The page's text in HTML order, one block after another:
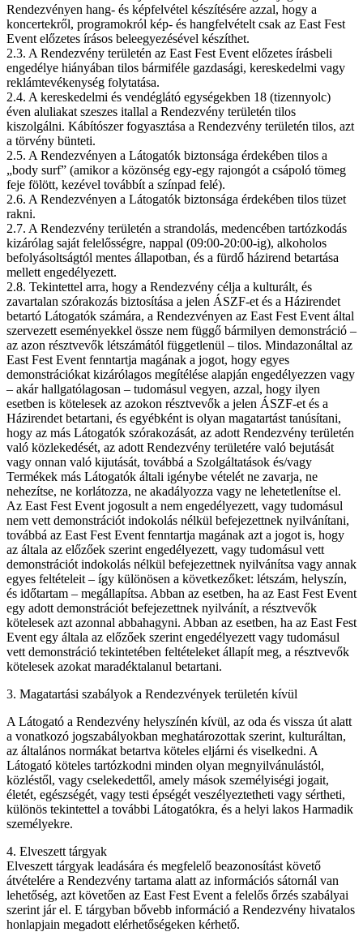
Rendezvényen hang- és képfelvétel készítésére azzal, hogy a
koncertekről, programokról kép- és hangfelvételt csak az East Fest
Event előzetes írásos beleegyezésével készíthet.
2.3. A Rendezvény területén az East Fest Event előzetes írásbeli
engedélye hiányában tilos bármiféle gazdasági, kereskedelmi vagy
reklámtevékenység folytatása.
2.4. A kereskedelmi és vendéglátó egységekben 18 (tizennyolc)
éven aluliakat szeszes itallal a Rendezvény területén tilos
kiszolgálni. Kábítószer fogyasztása a Rendezvény területén tilos, azt
a törvény bünteti.
2.5. A Rendezvényen a Látogatók biztonsága érdekében tilos a
„body surf” (amikor a közönség egy-egy rajongót a csápoló tömeg
feje fölött, kezével továbbít a színpad felé).
2.6. A Rendezvényen a Látogatók biztonsága érdekében tilos tüzet
rakni.
2.7. A Rendezvény területén a strandolás, medencében tartózkodás
kizárólag saját felelősségre, nappal (09:00-20:00-ig), alkoholos
befolyásoltságtól mentes állapotban, és a fürdő házirend betartása
mellett engedélyezett.
2.8. Tekintettel arra, hogy a Rendezvény célja a kulturált, és
zavartalan szórakozás biztosítása a jelen ÁSZF-et és a Házirendet
betartó Látogatók számára, a Rendezvényen az East Fest Event által
szervezett eseményekkel össze nem függő bármilyen demonstráció –
az azon résztvevők létszámától függetlenül – tilos. Mindazonáltal az
East Fest Event fenntartja magának a jogot, hogy egyes
demonstrációkat kizárólagos megítélése alapján engedélyezzen vagy
– akár hallgatólagosan – tudomásul vegyen, azzal, hogy ilyen
esetben is kötelesek az azokon résztvevők a jelen ÁSZF-et és a
Házirendet betartani, és egyébként is olyan magatartást tanúsítani,
hogy az más Látogatók szórakozását, az adott Rendezvény területén
való közlekedését, az adott Rendezvény területére való bejutását
vagy onnan való kijutását, továbbá a Szolgáltatások és/vagy
Termékek más Látogatók általi igénybe vételét ne zavarja, ne
nehezítse, ne korlátozza, ne akadályozza vagy ne lehetetlenítse el.
Az East Fest Event jogosult a nem engedélyezett, vagy tudomásul
nem vett demonstrációt indokolás nélkül befejezettnek nyilvánítani,
továbbá az East Fest Event fenntartja magának azt a jogot is, hogy
az általa az előzőek szerint engedélyezett, vagy tudomásul vett
demonstrációt indokolás nélkül befejezettnek nyilvánítsa vagy annak
egyes feltételeit – így különösen a következőket: létszám, helyszín,
és időtartam – megállapítsa. Abban az esetben, ha az East Fest Event
egy adott demonstrációt befejezettnek nyilvánít, a résztvevők
kötelesek azt azonnal abbahagyni. Abban az esetben, ha az East Fest
Event egy általa az előzőek szerint engedélyezett vagy tudomásul
vett demonstráció tekintetében feltételeket állapít meg, a résztvevők
kötelesek azokat maradéktalanul betartani.
3. Magatartási szabályok a Rendezvények területén kívül
A Látogató a Rendezvény helyszínén kívül, az oda és vissza út alatt
a vonatkozó jogszabályokban meghatározottak szerint, kulturáltan,
az általános normákat betartva köteles eljárni és viselkedni. A
Látogató köteles tartózkodni minden olyan megnyilvánulástól,
közléstől, vagy cselekedettől, amely mások személyiségi jogait,
életét, egészségét, vagy testi épségét veszélyeztetheti vagy sértheti,
különös tekintettel a további Látogatókra, és a helyi lakos Harmadik
személyekre.
4. Elveszett tárgyak
Elveszett tárgyak leadására és megfelelő beazonosítást követő
átvételére a Rendezvény tartama alatt az információs sátornál van
lehetőség, azt követően az East Fest Event a felelős őrzés szabályai
szerint jár el. E tárgyban bővebb információ a Rendezvény hivatalos
honlapjain megadott elérhetőségeken kérhető.